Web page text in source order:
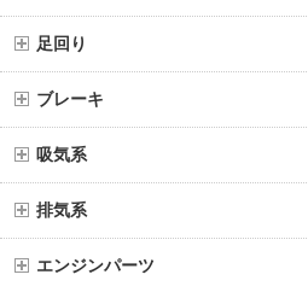
足回り
ブレーキ
吸気系
排気系
エンジンパーツ